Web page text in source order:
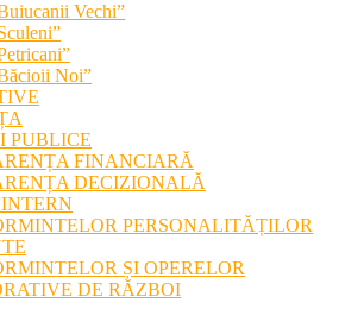
Vechi”
Noi”
PUBLICE
FINANCIARĂ
DECIZIONALĂ
PERSONALITĂȚILOR
ȘI OPERELOR
DE RĂZBOI